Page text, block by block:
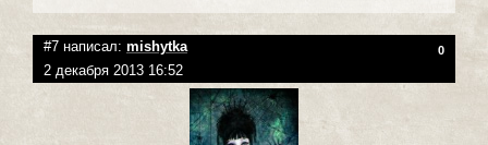
#7 написал: mishytka 0
2 декабря 2013 16:52